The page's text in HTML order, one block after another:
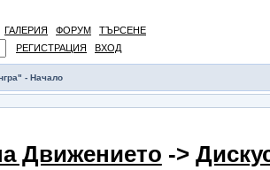
ГАЛЕРИЯ ФОРУМ
ТЪРСЕНЕ
РЕГИСТРАЦИЯ
ВХОД
- Начало
Движението ->